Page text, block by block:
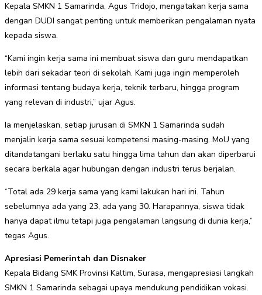
Kepala SMKN 1 Samarinda, Agus Tridojo, mengatakan kerja sama
dengan DUDI sangat penting untuk memberikan pengalaman nyata
kepada siswa.
“Kami ingin kerja sama ini membuat siswa dan guru mendapatkan
lebih dari sekadar teori di sekolah. Kami juga ingin memperoleh
informasi tentang budaya kerja, teknik terbaru, hingga program
yang relevan di industri,” ujar Agus.
Ia menjelaskan, setiap jurusan di SMKN 1 Samarinda sudah
menjalin kerja sama sesuai kompetensi masing-masing. MoU yang
ditandatangani berlaku satu hingga lima tahun dan akan diperbarui
secara berkala agar hubungan dengan industri terus berjalan.
“Total ada 29 kerja sama yang kami lakukan hari ini. Tahun
sebelumnya ada yang 23, ada yang 30. Harapannya, siswa tidak
hanya dapat ilmu tetapi juga pengalaman langsung di dunia kerja,”
tegas Agus.
Apresiasi Pemerintah dan Disnaker
Kepala Bidang SMK Provinsi Kaltim, Surasa, mengapresiasi langkah
SMKN 1 Samarinda sebagai upaya mendukung pendidikan vokasi.